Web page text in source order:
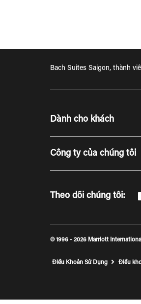
Bach Suites Saigon, thành
Dành cho khách
Công ty của chúng tôi
Theo dõi chúng tôi:
© 1996 - 2026 Marriott
Điều Khoản Sử Dụng Điều